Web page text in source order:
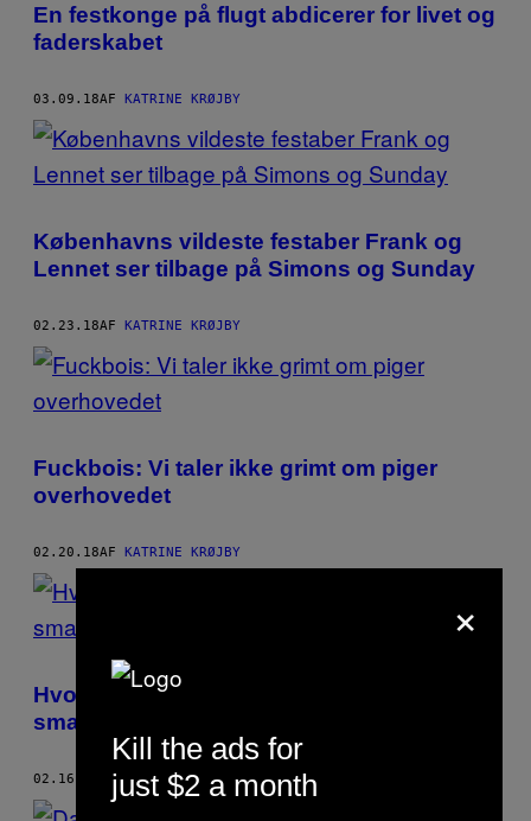
En festkonge på flugt abdicerer for livet og
faderskabet
03.09.18AF KATRINE KRØJBY
Københavns vildeste festaber Frank og
Lennet ser tilbage på Simons og Sunday
02.23.18AF KATRINE KRØJBY
Fuckbois: Vi taler ikke grimt om piger
overhovedet
02.20.18AF KATRINE KRØJBY
Hvor meget coke kan du tage, før det
smadrer dine tænder?
02.16.18 AF KATRINE KRØJBY
×
Kill the ads for
just $2 a month